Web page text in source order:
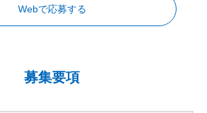
Webで応募する
募集要項